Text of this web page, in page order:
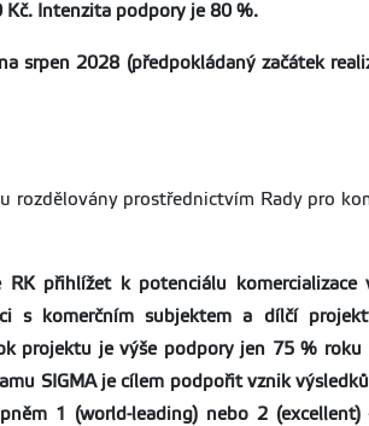
Kč. Intenzita podpory je 80 %.
srpen 2028 (předpokládaný začátek
prostřednictvím Rady pro
přihlížet k potenciálu komercializace
s komerčním subjektem a dílčí
projektu je výše podpory jen 75 % roku
SIGMA je cílem podpořit vznik
1 (world-leading) nebo 2